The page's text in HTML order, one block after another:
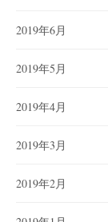
2019年6月
2019年5月
2019年4月
2019年3月
2019年2月